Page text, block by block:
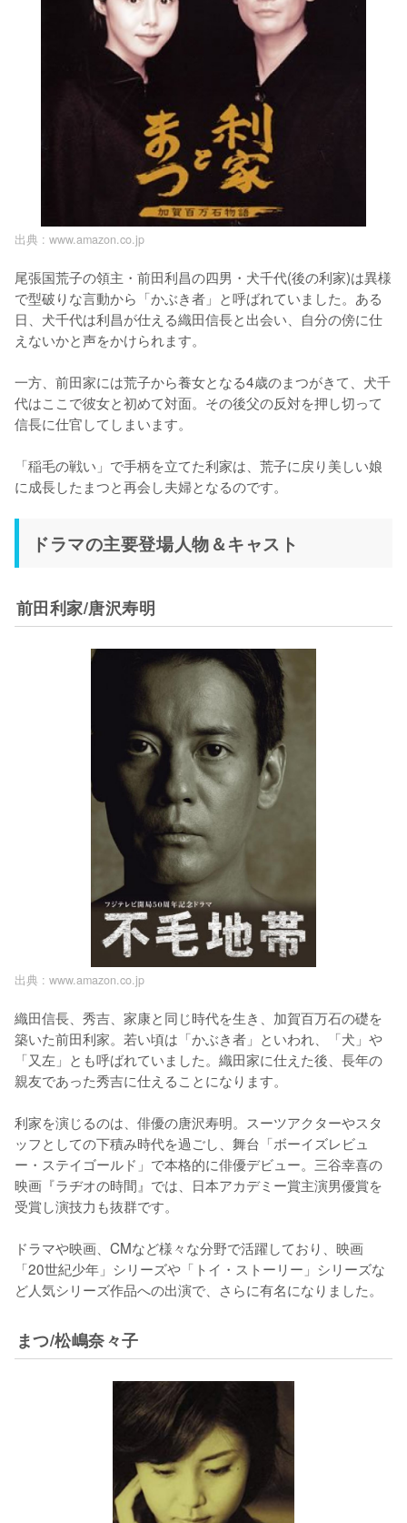
出典 : www.amazon.co.jp
尾張国荒子の領主・前田利昌の四男・犬千代(後の利家)は異様
で型破りな言動から「かぶき者」と呼ばれていました。ある
日、犬千代は利昌が仕える織田信長と出会い、自分の傍に仕
えないかと声をかけられます。
一方、前田家には荒子から養女となる4歳のまつがきて、犬千
代はここで彼女と初めて対面。その後父の反対を押し切って
信長に仕官してしまいます。
「稲毛の戦い」で手柄を立てた利家は、荒子に戻り美しい娘
に成長したまつと再会し夫婦となるのです。
ドラマの主要登場人物＆キャスト
前田利家/唐沢寿明
出典 : www.amazon.co.jp
織田信長、秀吉、家康と同じ時代を生き、加賀百万石の礎を
築いた前田利家。若い頃は「かぶき者」といわれ、「犬」や
「又左」とも呼ばれていました。織田家に仕えた後、長年の
親友であった秀吉に仕えることになります。
利家を演じるのは、俳優の唐沢寿明。スーツアクターやスタ
ッフとしての下積み時代を過ごし、舞台「ボーイズレビュ
ー・ステイゴールド」で本格的に俳優デビュー。三谷幸喜の
映画『ラヂオの時間』では、日本アカデミー賞主演男優賞を
受賞し演技力も抜群です。
ドラマや映画、CMなど様々な分野で活躍しており、映画
「20世紀少年」シリーズや「トイ・ストーリー」シリーズな
ど人気シリーズ作品への出演で、さらに有名になりました。
まつ/松嶋奈々子